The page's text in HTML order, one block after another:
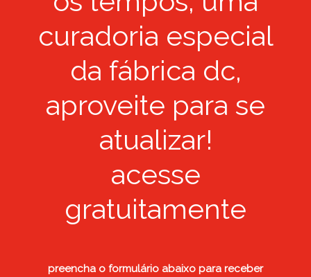
curadoria especial
da fábrica dc,
aproveite para se
atualizar!
acesse
gratuitamente
preencha o formulário abaixo para receber